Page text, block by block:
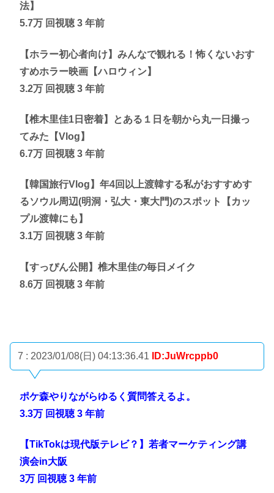
法】
5.7万 回視聴 3 年前
【ホラー初心者向け】みんなで観れる！怖くないおす
すめホラー映画【ハロウィン】
3.2万 回視聴 3 年前
【椎木里佳1日密着】とある１日を朝から丸一日撮っ
てみた【Vlog】
6.7万 回視聴 3 年前
【韓国旅行Vlog】年4回以上渡韓する私がおすすめす
るソウル周辺(明洞・弘大・東大門)のスポット【カッ
プル渡韓にも】
3.1万 回視聴 3 年前
【すっぴん公開】椎木里佳の毎日メイク
8.6万 回視聴 3 年前
7 : 2023/01/08(日) 04:13:36.41 ID:JuWrcppb0
ポケ森やりながらゆるく質問答えるよ。
3.3万 回視聴 3 年前
【TikTokは現代版テレビ？】若者マーケティング講
演会in大阪
3万 回視聴 3 年前